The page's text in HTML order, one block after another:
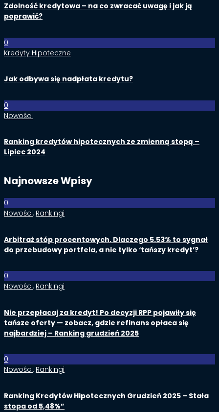
Zdolność kredytowa – na co zwracać uwagę i jak ją
poprawić?
0
Kredyty Hipoteczne
Jak odbywa się nadpłata kredytu?
0
Nowości
Ranking kredytów hipotecznych ze zmienną stopą –
Lipiec 2024
Najnowsze Wpisy
0
Nowości, Rankingi
Arbitraż stóp procentowych. Dlaczego 5.53% to sygnał
do przebudowy portfela, a nie tylko ‘tańszy kredyt’?
0
Nowości, Rankingi
Nie przepłacaj za kredyt! Po decyzji RPP pojawiły się
tańsze oferty — zobacz, gdzie refinans opłaca się
najbardziej – Ranking grudzień 2025
0
Nowości, Rankingi
Ranking Kredytów Hipotecznych Grudzień 2025 – Stała
stopa od 5,48%”